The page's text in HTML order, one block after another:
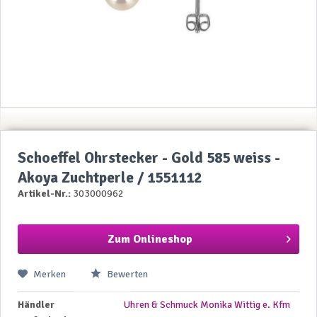
Schoeffel Ohrstecker - Gold 585 weiss -
Akoya Zuchtperle / 1551112
Artikel-Nr.: 303000962
Zum Onlineshop
Merken Bewerten
Händler
Uhren & Schmuck Monika Wittig e. Kfm